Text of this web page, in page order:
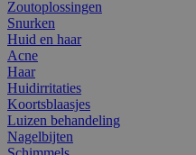
Zoutoplossingen
Snurken
Huid en haar
Acne
Haar
Huidirritaties
Koortsblaasjes
Luizen behandeling
Nagelbijten